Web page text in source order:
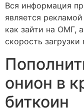
Вся информация
является
как зайти на ОМГ,
скорость загрузки
онион в
биткоин